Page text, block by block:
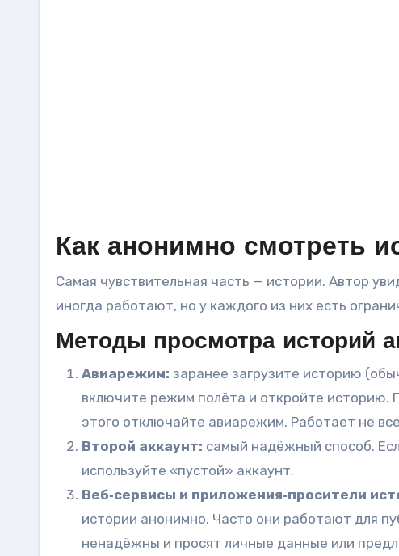
Как анонимно смотреть
Самая чувствительная часть — истории. Автор
иногда работают, но у каждого из них есть
Методы просмотра историй
Авиарежим: заранее загрузите историю
включите режим полёта и откройте историю.
этого отключайте авиарежим. Работает не
Второй аккаунт: самый надёжный способ.
используйте «пустой» аккаунт.
Веб‑сервисы и приложения‑просители
истории анонимно. Часто они работают для
ненадёжны и просят личные данные или